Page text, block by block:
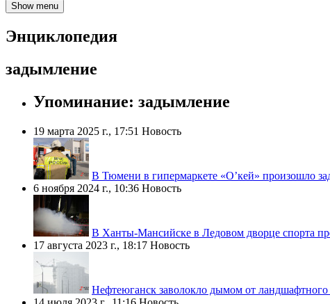
Show menu
Энциклопедия
задымление
Упоминание: задымление
19 марта 2025 г., 17:51 Новость
В Тюмени в гипермаркете «О’кей» произошло
6 ноября 2024 г., 10:36 Новость
В Ханты-Мансийске в Ледовом дворце спорта
17 августа 2023 г., 18:17 Новость
Нефтеюганск заволокло дымом от ландшафтного